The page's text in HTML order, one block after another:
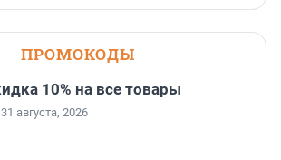
ПРОМОКОДЫ
10% на все товары
августа, 2026